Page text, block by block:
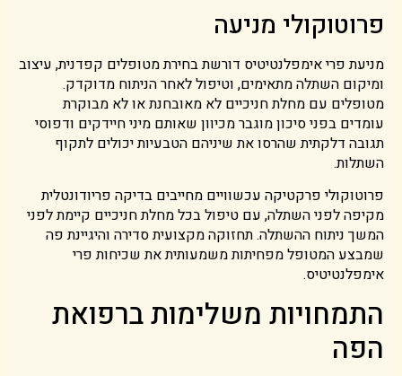
פרוטוקולי מניעה
מניעת פרי אימפלנטיטיס דורשת בחירת מטופלים קפדנית, עיצוב
ומיקום השתלה מתאימים, וטיפול לאחר הניתוח מדוקדק.
מטופלים עם מחלת חניכיים לא מאובחנת או לא מבוקרת
עומדים בפני סיכון מוגבר מכיוון שאותם מיני חיידקים ודפוסי
תגובה דלקתית שהרסו את שיניהם הטבעיות יכולים לתקוף
השתלות.
פרוטוקולי פרקטיקה עכשוויים מחייבים בדיקה פריודונטלית
מקיפה לפני השתלה, עם טיפול בכל מחלת חניכיים קיימת לפני
המשך ניתוח ההשתלה. תחזוקה מקצועית סדירה והיגיינת פה
שמבצע המטופל מפחיתות משמעותית את שכיחות פרי
אימפלנטיטיס.
התמחויות משלימות ברפואת
הפה